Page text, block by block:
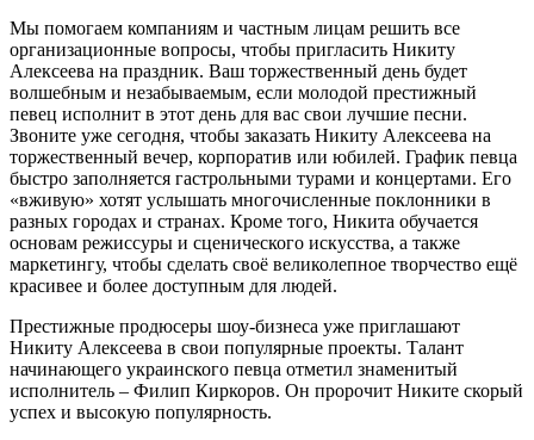
Мы помогаем компаниям и частным лицам решить все
организационные вопросы, чтобы пригласить Никиту
Алексеева на праздник. Ваш торжественный день будет
волшебным и незабываемым, если молодой престижный
певец исполнит в этот день для вас свои лучшие песни.
Звоните уже сегодня, чтобы заказать Никиту Алексеева на
торжественный вечер, корпоратив или юбилей. График певца
быстро заполняется гастрольными турами и концертами. Его
«вживую» хотят услышать многочисленные поклонники в
разных городах и странах. Кроме того, Никита обучается
основам режиссуры и сценического искусства, а также
маркетингу, чтобы сделать своё великолепное творчество ещё
красивее и более доступным для людей.
Престижные продюсеры шоу-бизнеса уже приглашают
Никиту Алексеева в свои популярные проекты. Талант
начинающего украинского певца отметил знаменитый
исполнитель – Филип Киркоров. Он пророчит Никите скорый
успех и высокую популярность.